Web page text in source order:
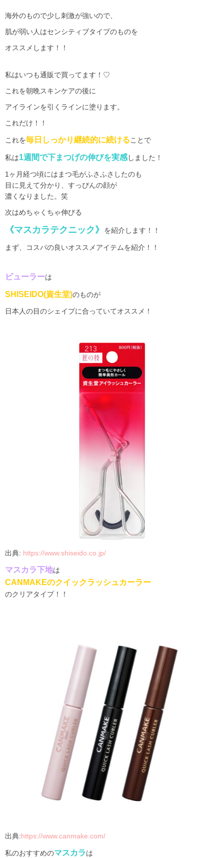
海外のもので少し刺激が強いので、
肌が弱い人はセンシティブタイプのものを
オススメします！！
私はいつも通販で買ってます！ ♡
これを朝晩スキンケアの後に
アイラインを引くラインに塗ります。
これだけ！！
これを毎日しっかり継続的に続けることで
私は1週間で下まつげの伸びを実感しました！
1 ヶ月経つ頃にはまつ毛がふさふさしたのも
目に見えて分かり、すっぴんの顔が
濃くなりました。笑
次はめちゃくちゃ伸びる
《マスカラテクニック》 を紹介します！！
まず、コスパの良いオススメアイテムを紹介！！
ビューラーは
SHISEIDO(資生堂)のものが
日本人の目のシェイプに合っていてオススメ！
出典: https://www.shiseido.co.jp/
マスカラ下地は
CANMAKEのクイックラッシュカーラー
のクリアタイプ！！
出典:https://www.canmake.com/
私のおすすめのマスカラは